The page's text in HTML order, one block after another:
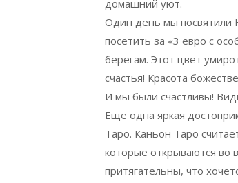
домашний уют.
Один день мы посвятили
посетить за «3 евро с
берегам. Этот цвет
счастья! Красота
И мы были счастливы!
Еще одна яркая
Таро. Каньон Таро
которые открываются во
притягательны, что